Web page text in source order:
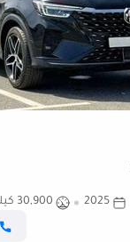
2025
30,900 كيلومتر